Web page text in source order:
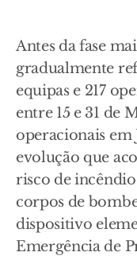
Antes da fase
gradualmente
equipas e 217
entre 15 e 31 de
operacionais em
evolução que
risco de
corpos de
dispositivo
Emergência de